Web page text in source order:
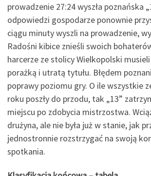
prowadzenie 27:24 wyszła poznańska
odpowiedzi gospodarze ponownie
ciągu minuty wyszli na prowadzenie,
Radośni kibice znieśli swoich
harcerze ze stolicy Wielkopolski
porażką i utratą tytułu. Błędem
poprawy poziomu gry. O ile wszystkie
roku poszły do przodu, tak „13”
miejscu po zdobycia mistrzostwa.
drużyna, ale nie była już w stanie, jak
jednostronnie rozstrzygać na swoją
spotkania.